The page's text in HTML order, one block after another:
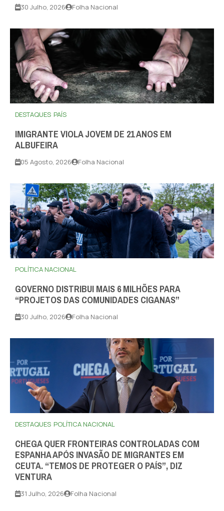
30 Julho, 2026 Folha Nacional
DESTAQUES PAÍS
IMIGRANTE VIOLA JOVEM DE 21 ANOS EM
ALBUFEIRA
05 Agosto, 2026 Folha Nacional
POLÍTICA NACIONAL
GOVERNO DISTRIBUI MAIS 6 MILHÕES PARA
“PROJETOS DAS COMUNIDADES CIGANAS”
30 Julho, 2026 Folha Nacional
DESTAQUES POLÍTICA NACIONAL
CHEGA QUER FRONTEIRAS CONTROLADAS COM
ESPANHA APÓS INVASÃO DE MIGRANTES EM
CEUTA. “TEMOS DE PROTEGER O PAÍS”, DIZ
VENTURA
31 Julho, 2026 Folha Nacional